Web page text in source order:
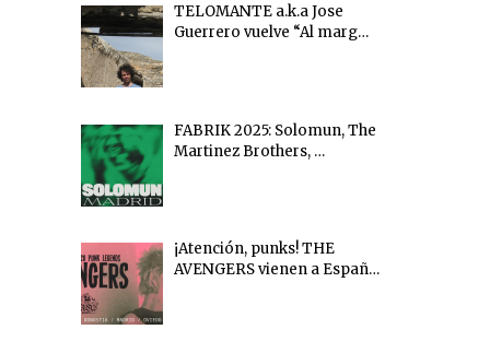
TELOMANTE a.k.a Jose
Guerrero vuelve “Al marg…
FABRIK 2025: Solomun, The
Martinez Brothers, …
¡Atención, punks! THE
AVENGERS vienen a Españ…